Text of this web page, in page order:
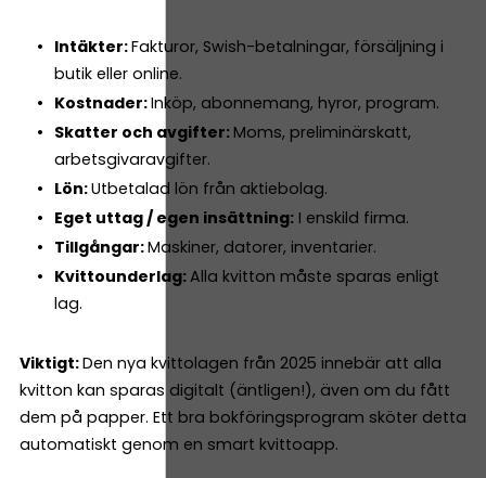
Intäkter:Fakturor, Swish-betalningar, försäljning i
butik eller online.
Kostnader:Inköp, abonnemang, hyror, program.
Skatter och avgifter: Moms, preliminärskatt,
arbetsgivaravgifter.
Lön:Utbetalad lön från aktiebolag.
Eget uttag / egen insättning:I enskild firma.
Tillgångar:Maskiner, datorer, inventarier.
Kvittounderlag:Alla kvitton måste sparas enligt
lag.
Viktigt:Den nya kvittolagen från 2025 innebär att alla
kvitton kan sparas digitalt (äntligen!), även om du fått
dem på papper. Ett bra bokföringsprogram sköter detta
automatiskt genom en smart kvittoapp.